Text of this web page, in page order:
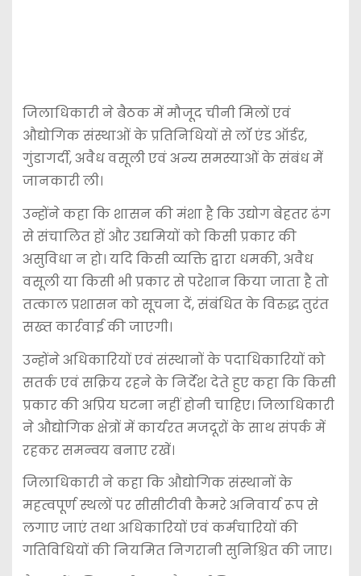
जिलाधिकारी ने बैठक में मौजूद चीनी मिलों एवं
औद्योगिक संस्थाओं के प्रतिनिधियों से लॉ एंड ऑर्डर,
गुंडागर्दी, अवैध वसूली एवं अन्य समस्याओं के संबंध में
जानकारी ली।
उन्होंने कहा कि शासन की मंशा है कि उद्योग बेहतर ढंग
से संचालित हों और उद्यमियों को किसी प्रकार की
असुविधा न हो। यदि किसी व्यक्ति द्वारा धमकी, अवैध
वसूली या किसी भी प्रकार से परेशान किया जाता है तो
तत्काल प्रशासन को सूचना दें, संबंधित के विरुद्ध तुरंत
सख्त कार्रवाई की जाएगी।
उन्होंने अधिकारियों एवं संस्थानों के पदाधिकारियों को
सतर्क एवं सक्रिय रहने के निर्देश देते हुए कहा कि किसी
प्रकार की अप्रिय घटना नहीं होनी चाहिए। जिलाधिकारी
ने औद्योगिक क्षेत्रों में कार्यरत मजदूरों के साथ संपर्क में
रहकर समन्वय बनाए रखें।
जिलाधिकारी ने कहा कि औद्योगिक संस्थानों के
महत्वपूर्ण स्थलों पर सीसीटीवी कैमरे अनिवार्य रूप से
लगाए जाएं तथा अधिकारियों एवं कर्मचारियों की
गतिविधियों की नियमित निगरानी सुनिश्चित की जाए।